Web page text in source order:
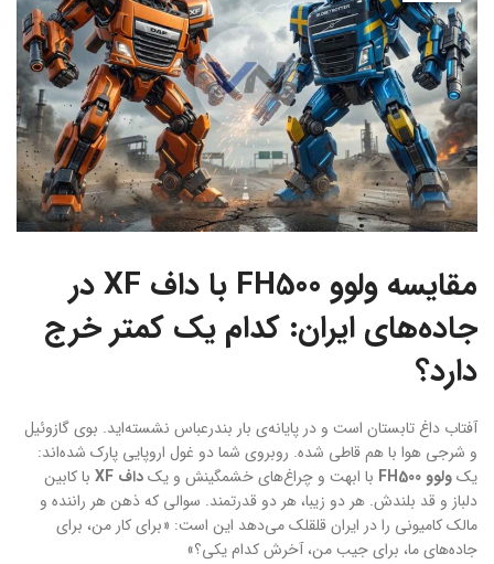
مقایسه ولوو FH500 با داف XF در
جاده‌های ایران: کدام یک کمتر خرج
دارد؟
آفتاب داغ تابستان است و در پایانه‌ی بار بندرعباس نشسته‌اید. بوی گازوئیل
و شرجی هوا با هم قاطی شده. روبروی شما دو غول اروپایی پارک شده‌اند:
یکولوو FH500 با ابهت و چراغ‌های خشمگینش و یکداف XF
با کابین
دلباز و قد بلندش. هر دو زیبا، هر دو قدرتمند. سوالی که ذهن هر راننده و
مالک کامیونی را در ایران قلقلک می‌دهد این است: «برای کار من، برای
جاده‌های ما، برای جیب من، آخرش کدام یکی؟»